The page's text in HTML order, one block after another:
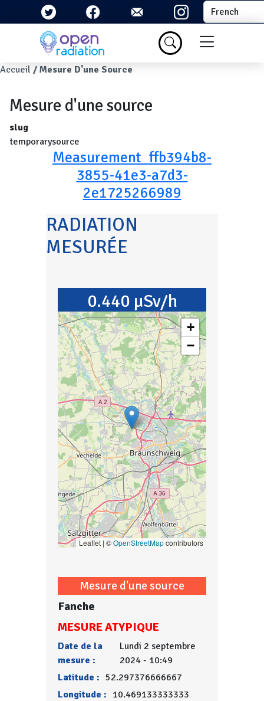
Aller au contenu principal Select your
Menu du
Fil d'Ariane
Accueil Mesure D'une Source
Mesure d'une source
slug
temporarysource
Measurement_ffb394b8-
3855-41e3-a7d3-
2e1725266989
RADIATION
MESURÉE
0.440 µSv/h
+
−
Leaflet | ©OpenStreetMapcontributors
Mesure d'une source
Fanche
MESURE ATYPIQUE
Date de la
mesure :
Lundi 2 septembre
2024 - 10:49
Latitude : 52.297376666667
Longitude : 10.469133333333